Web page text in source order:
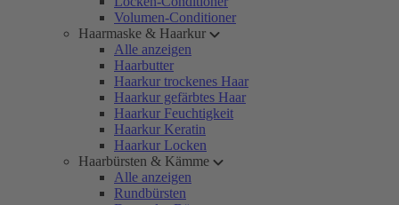
Volumen-Conditioner
Haarmaske & Haarkur
Alle anzeigen
Haarbutter
Haarkur trockenes Haar
Haarkur gefärbtes Haar
Haarkur Feuchtigkeit
Haarkur Keratin
Haarkur Locken
Haarbürsten & Kämme
Alle anzeigen
Rundbürsten